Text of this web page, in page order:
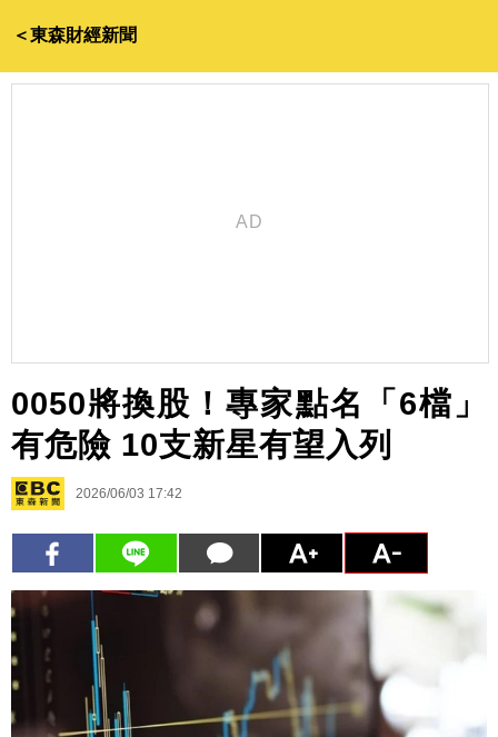
＜東森財經新聞
0050將換股！專家點名「6檔」
有危險 10支新星有望入列
2026/06/03 17:42